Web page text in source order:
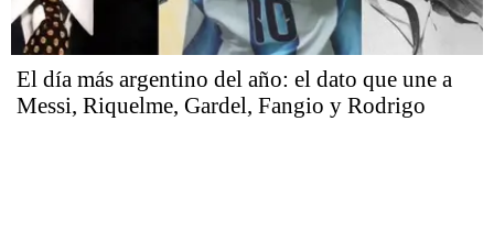
El día más argentino del año: el dato que une a
Messi, Riquelme, Gardel, Fangio y Rodrigo